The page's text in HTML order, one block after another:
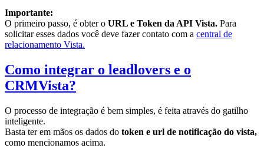
Importante:
O primeiro passo, é obter o URL e Token da API Vista. Para
solicitar esses dados você deve fazer contato com a central de
relacionamento Vista.
Como integrar o leadlovers e o
CRMVista?
O processo de integração é bem simples, é feita através do gatilho
inteligente.
Basta ter em mãos os dados do token e url de notificação do vista,
como mencionamos acima.